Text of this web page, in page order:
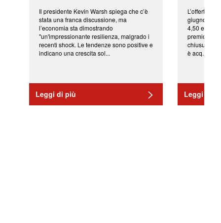
Il presidente Kevin Warsh spiega che c’è
stata una franca discussione, ma
l’economia sta dimostrando
"un'impressionante resilienza, malgrado i
recenti shock. Le tendenze sono positive e
indicano una crescita sol...
Leggi di più
L’offerta
giugno da
4,50 euro
premio di
chiusura
è acq...
Leggi di